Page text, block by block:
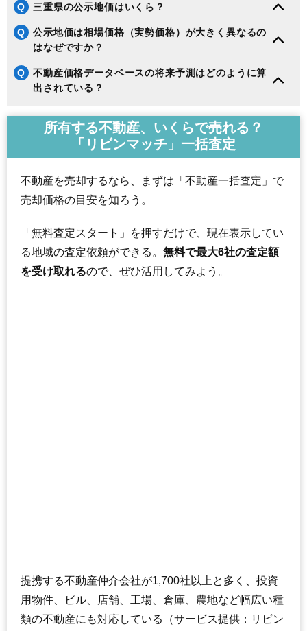
Q 三重県の公示地価はいくら？
Q
公示地価は相場価格（実勢価格）が大きく異なるの
はなぜですか？
Q
不動産価格データベースの将来予測はどのように算
出されている？
所有する不動産、いくらで売れる？
「リビンマッチ」一括査定
不動産を売却するなら、まずは「不動産一括査定」で
売却価格の目安を知ろう。
「無料査定スタート」を押すだけで、現在表示してい
る地域の査定依頼ができる。 無料で最大6社の査定額
を受け取れるので、ぜひ活用してみよう。
提携する不動産仲介会社が1,700社以上と多く、投資
用物件、ビル、店舗、工場、倉庫、農地など幅広い種
類の不動産にも対応している（サービス提供：リビン